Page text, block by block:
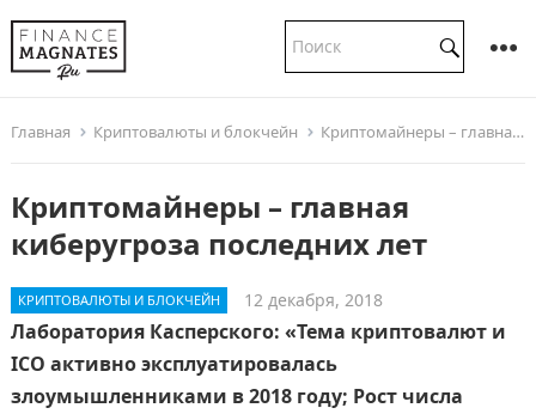
Главная Криптовалюты и блокчейн Криптомайнеры – главная киберугроза последних лет
Криптомайнеры – главная
киберугроза последних лет
КРИПТОВАЛЮТЫ И БЛОКЧЕЙН 12 декабря, 2018
Лаборатория Касперского: «Тема криптовалют и
ICO активно эксплуатировалась
злоумышленниками в 2018 году; Рост числа